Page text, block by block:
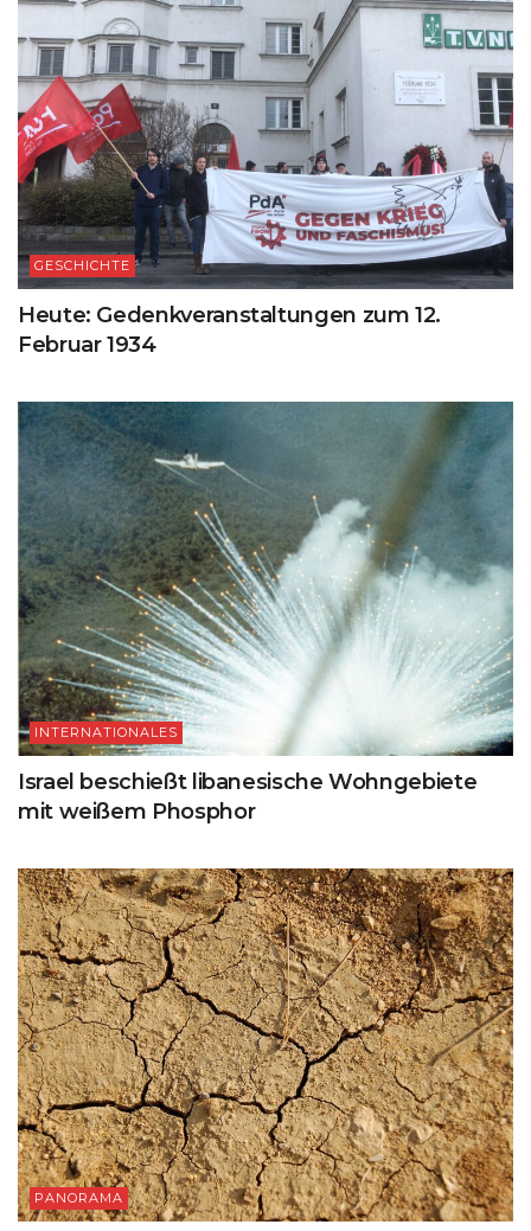
GESCHICHTE
Heute: Gedenkveranstaltungen zum 12.
Februar 1934
INTERNATIONALES
Israel beschießt libanesische Wohngebiete
mit weißem Phosphor
PANORAMA